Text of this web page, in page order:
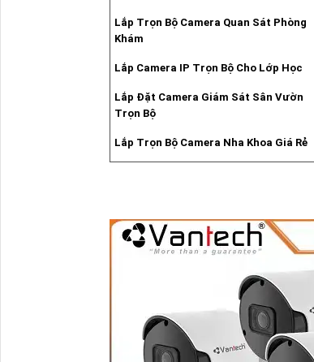
Lắp Trọn Bộ Camera Quan Sát Phòng
Khám
Lắp Camera IP Trọn Bộ Cho Lớp Học
Lắp Đặt Camera Giám Sát Sân Vườn
Trọn Bộ
Lắp Trọn Bộ Camera Nha Khoa Giá Rẻ